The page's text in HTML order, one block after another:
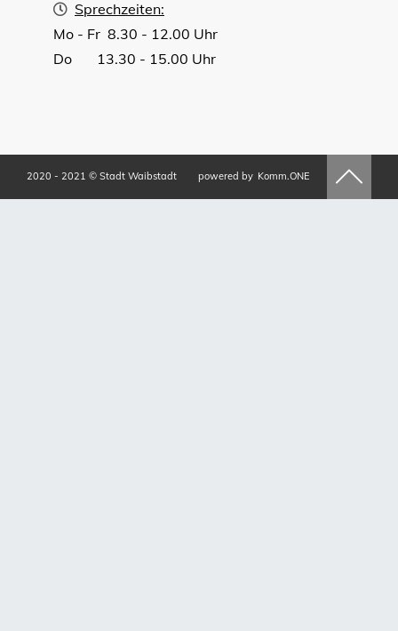
Sprechzeiten:
Mo - Fr 8.30 - 12.00 Uhr
Do 13.30 - 15.00 Uhr
2020 - 2021 © Stadt Waibstadt powered by Komm.ONE